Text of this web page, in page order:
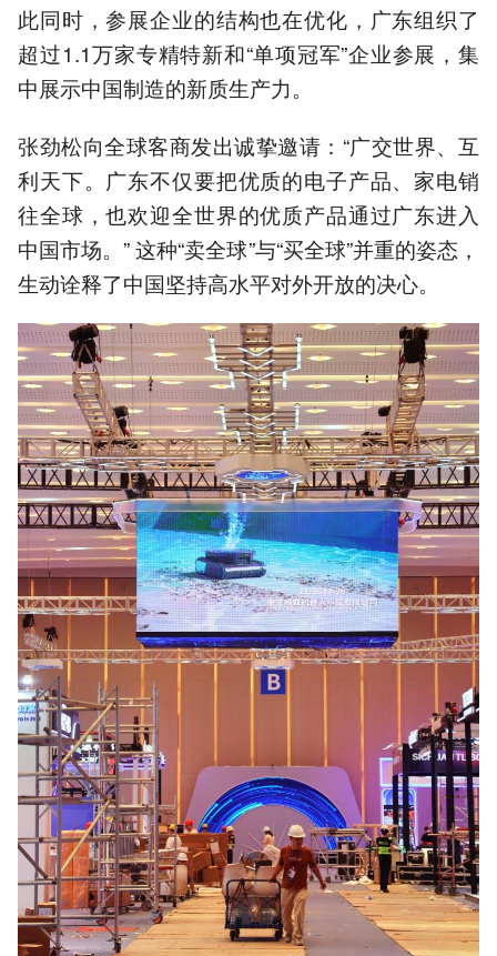
此同时，参展企业的结构也在优化，广东组织了
超过1.1万家专精特新和“单项冠军”企业参展，集
中展示中国制造的新质生产力。
张劲松向全球客商发出诚挚邀请：“广交世界、互
利天下。广东不仅要把优质的电子产品、家电销
往全球，也欢迎全世界的优质产品通过广东进入
中国市场。” 这种“卖全球”与“买全球”并重的姿态，
生动诠释了中国坚持高水平对外开放的决心。